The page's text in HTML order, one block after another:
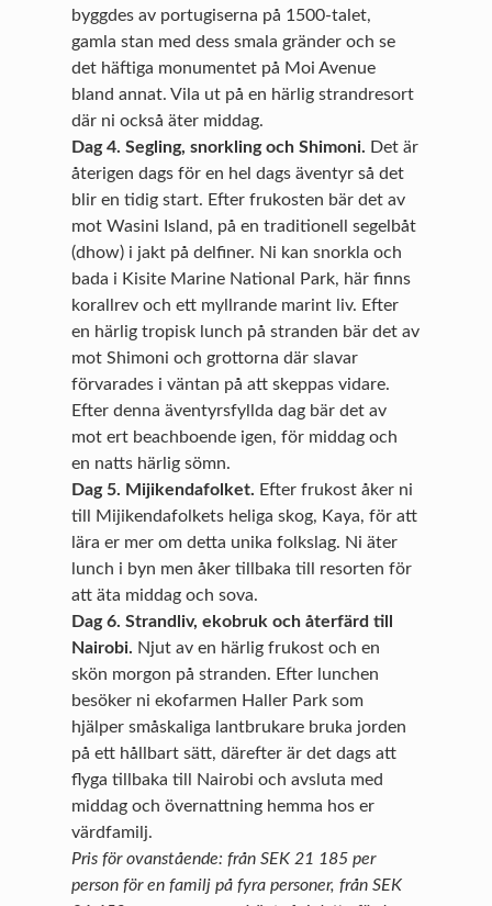
byggdes av portugiserna på 1500-talet,
gamla stan med dess smala gränder och se
det häftiga monumentet på Moi Avenue
bland annat. Vila ut på en härlig strandresort
där ni också äter middag.
Dag 4. Segling, snorkling och Shimoni. Det är
återigen dags för en hel dags äventyr så det
blir en tidig start. Efter frukosten bär det av
mot Wasini Island, på en traditionell segelbåt
(dhow) i jakt på delfiner. Ni kan snorkla och
bada i Kisite Marine National Park, här finns
korallrev och ett myllrande marint liv. Efter
en härlig tropisk lunch på stranden bär det av
mot Shimoni och grottorna där slavar
förvarades i väntan på att skeppas vidare.
Efter denna äventyrsfyllda dag bär det av
mot ert beachboende igen, för middag och
en natts härlig sömn.
Dag 5. Mijikendafolket. Efter frukost åker ni
till Mijikendafolkets heliga skog, Kaya, för att
lära er mer om detta unika folkslag. Ni äter
lunch i byn men åker tillbaka till resorten för
att äta middag och sova.
Dag 6. Strandliv, ekobruk och återfärd till
Nairobi. Njut av en härlig frukost och en
skön morgon på stranden. Efter lunchen
besöker ni ekofarmen Haller Park som
hjälper småskaliga lantbrukare bruka jorden
på ett hållbart sätt, därefter är det dags att
flyga tillbaka till Nairobi och avsluta med
middag och övernattning hemma hos er
värdfamilj.
Pris för ovanstående: från SEK 21 185 per
person för en familj på fyra personer, från SEK